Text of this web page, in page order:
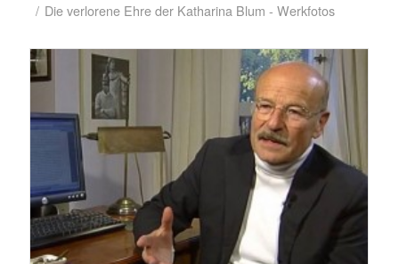
/ Die verlorene Ehre der Katharina Blum - Werkfotos